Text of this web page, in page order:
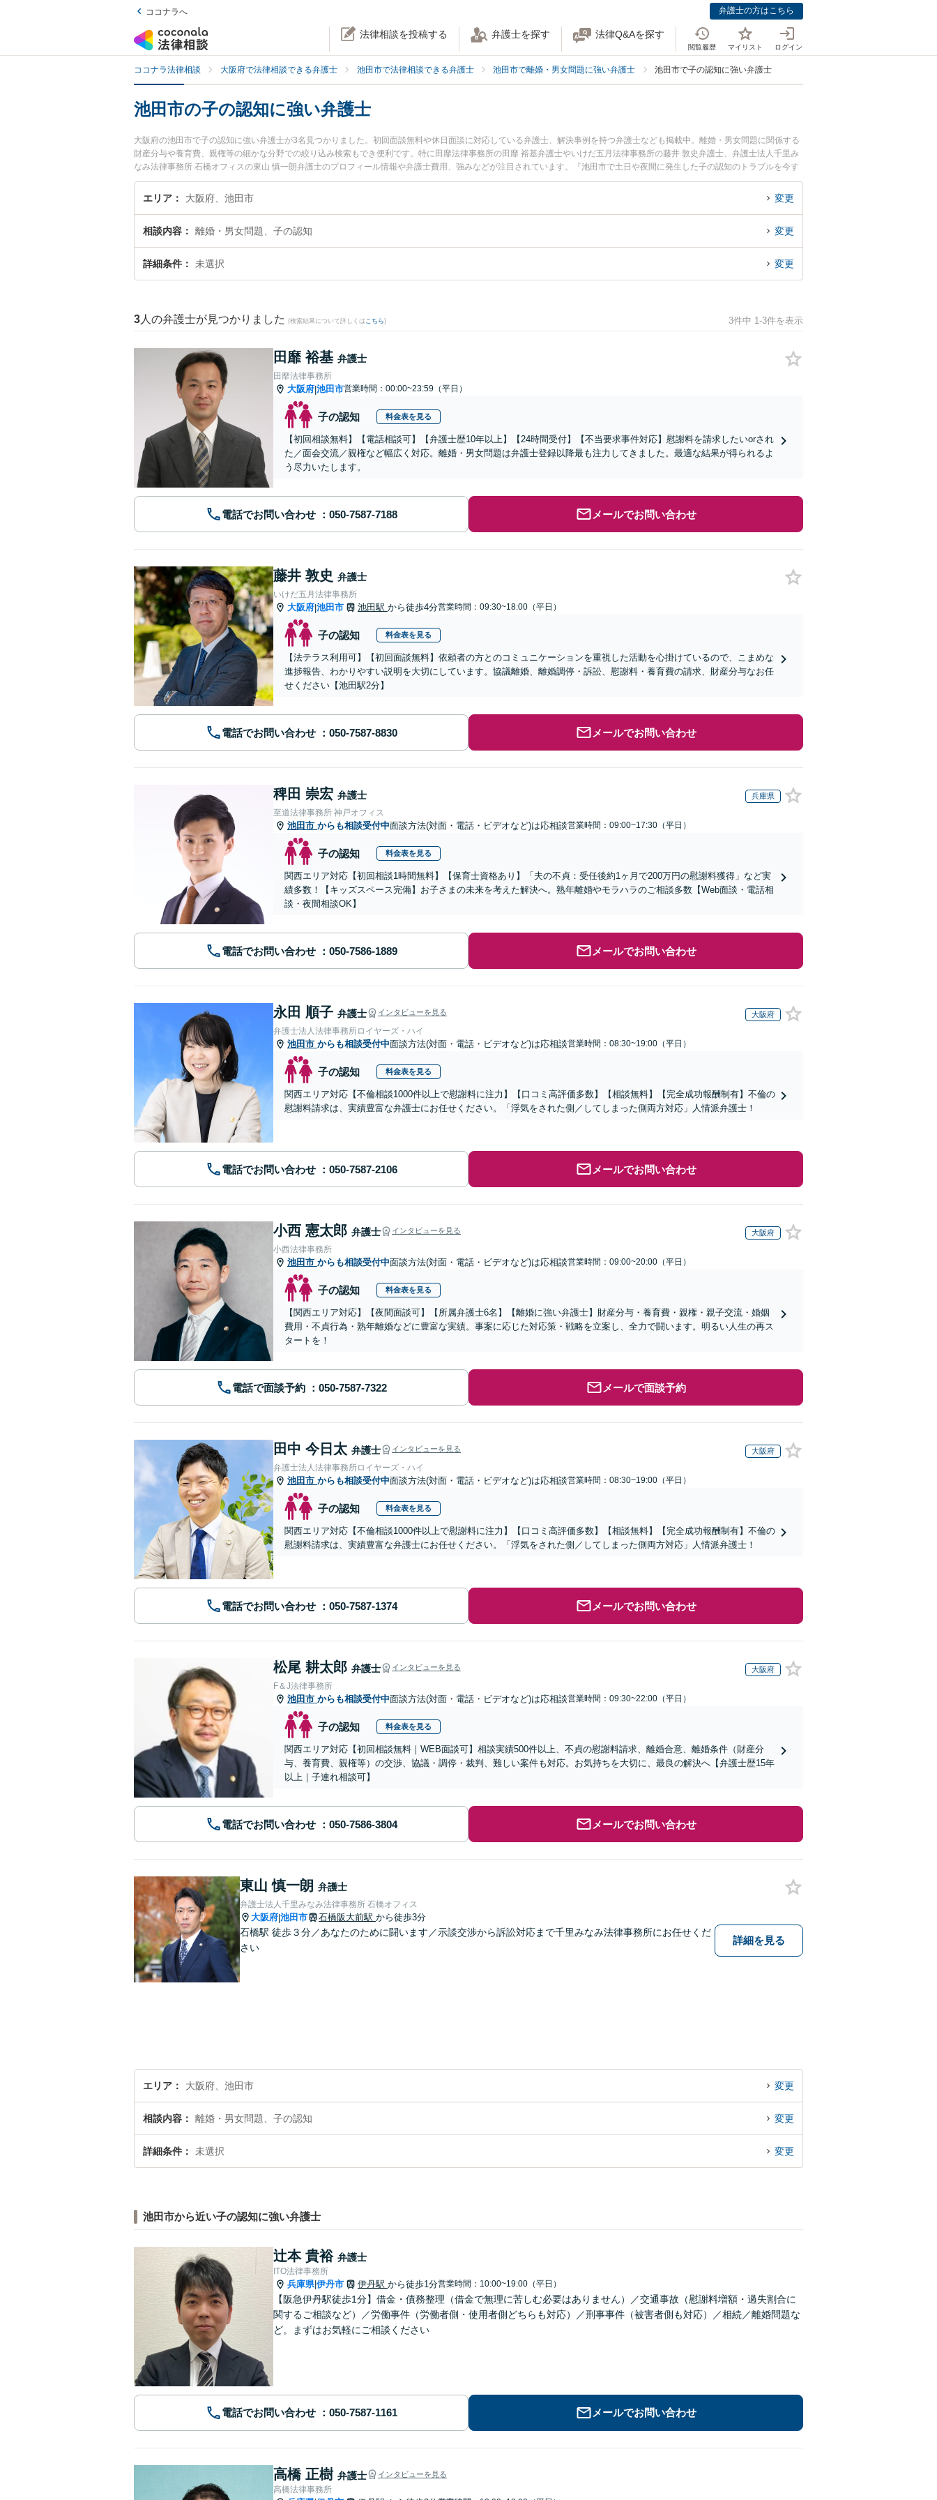
ココナラへ 弁護士の方はこちら
法律相談を投稿する 弁護士を探す 法律Q&Aを探す
閲覧履歴 マイリスト ログイン
ココナラ法律相談 大阪府で法律相談できる弁護士 池田市で法律相談できる弁護士 池田市で離婚・男女問題に強い弁護士 池田市で子の認知に強い弁護士
池田市の子の認知に強い弁護士
大阪府の池田市で子の認知に強い弁護士が3名見つかりました。初回面談無料や休日面談に対応している弁護士、解決事例を持つ弁護士なども掲載中。離婚・男女問題に関係する
財産分与や養育費、親権等の細かな分野での絞り込み検索もでき便利です。特に田靡法律事務所の田靡 裕基弁護士やいけだ五月法律事務所の藤井 敦史弁護士、弁護士法人千里み
なみ法律事務所 石橋オフィスの東山 慎一朗弁護士のプロフィール情報や弁護士費用、強みなどが注目されています。『池田市で土日や夜間に発生した子の認知のトラブルを今す
ぐに弁護士に相談したい』『子の認知のトラブル解決の実績豊富な近くの弁護士を検索したい』『初回相談無料で子の認知を法律相談できる池田市内の弁護士に相談予約したい』
などでお困りの相談者さんにおすすめです。
エリア 大阪府、池田市 変更
相談内容 離婚・男女問題、子の認知 変更
詳細条件 未選択 変更
3 人の弁護士が見つかりました (検索結果について詳しくは こちら) 3件中 1-3件を表示
田靡 裕基 弁護士
田靡法律事務所
大阪府|池田市営業時間：00:00~23:59（平日）
子の認知 料金表を見る
【初回相談無料】【電話相談可】【弁護士歴10年以上】【24時間受付】【不当要求事件対応】慰謝料を請求したいorされ
た／面会交流／親権など幅広く対応。離婚・男女問題は弁護士登録以降最も注力してきました。最適な結果が得られるよ
う尽力いたします。
電話でお問い合わせ メールでお問い合わせ
藤井 敦史 弁護士
いけだ五月法律事務所
大阪府|池田市 池田駅 から徒歩4分営業時間：09:30~18:00（平日）
子の認知 料金表を見る
【法テラス利用可】【初回面談無料】依頼者の方とのコミュニケーションを重視した活動を心掛けているので、こまめな
進捗報告、わかりやすい説明を大切にしています。協議離婚、離婚調停・訴訟、慰謝料・養育費の請求、財産分与なお任
せください【池田駅2分】
電話でお問い合わせ メールでお問い合わせ
稗田 崇宏 弁護士 兵庫県
至道法律事務所 神戸オフィス
池田市 からも相談受付中面談方法(対面・電話・ビデオなど)は応相談営業時間：09:00~17:30（平日）
子の認知 料金表を見る
関西エリア対応【初回相談1時間無料】【保育士資格あり】「夫の不貞：受任後約1ヶ月で200万円の慰謝料獲得」など実
績多数！【キッズスペース完備】お子さまの未来を考えた解決へ。熟年離婚やモラハラのご相談多数【Web面談・電話相
談・夜間相談OK】
電話でお問い合わせ メールでお問い合わせ
永田 順子 弁護士 インタビューを見る 大阪府
弁護士法人法律事務所ロイヤーズ・ハイ
池田市 からも相談受付中面談方法(対面・電話・ビデオなど)は応相談営業時間：08:30~19:00（平日）
子の認知 料金表を見る
関西エリア対応【不倫相談1000件以上で慰謝料に注力】【口コミ高評価多数】【相談無料】【完全成功報酬制有】不倫の
慰謝料請求は、実績豊富な弁護士にお任せください。「浮気をされた側／してしまった側両方対応」人情派弁護士！
電話でお問い合わせ メールでお問い合わせ
小西 憲太郎 弁護士 インタビューを見る 大阪府
小西法律事務所
池田市 からも相談受付中面談方法(対面・電話・ビデオなど)は応相談営業時間：09:00~20:00（平日）
子の認知 料金表を見る
【関西エリア対応】【夜間面談可】【所属弁護士6名】【離婚に強い弁護士】財産分与・養育費・親権・親子交流・婚姻
費用・不貞行為・熟年離婚などに豊富な実績。事案に応じた対応策・戦略を立案し、全力で闘います。明るい人生の再ス
タートを！
電話で面談予約 メールで面談予約
田中 今日太 弁護士 インタビューを見る 大阪府
弁護士法人法律事務所ロイヤーズ・ハイ
池田市 からも相談受付中面談方法(対面・電話・ビデオなど)は応相談営業時間：08:30~19:00（平日）
子の認知 料金表を見る
関西エリア対応【不倫相談1000件以上で慰謝料に注力】【口コミ高評価多数】【相談無料】【完全成功報酬制有】不倫の
慰謝料請求は、実績豊富な弁護士にお任せください。「浮気をされた側／してしまった側両方対応」人情派弁護士！
電話でお問い合わせ メールでお問い合わせ
松尾 耕太郎 弁護士 インタビューを見る 大阪府
F＆J法律事務所
池田市 からも相談受付中面談方法(対面・電話・ビデオなど)は応相談営業時間：09:30~22:00（平日）
子の認知 料金表を見る
関西エリア対応【初回相談無料｜WEB面談可】相談実績500件以上、不貞の慰謝料請求、離婚合意、離婚条件（財産分
与、養育費、親権等）の交渉、協議・調停・裁判、難しい案件も対応。お気持ちを大切に、最良の解決へ【弁護士歴15年
以上｜子連れ相談可】
電話でお問い合わせ メールでお問い合わせ
東山 慎一朗 弁護士
弁護士法人千里みなみ法律事務所 石橋オフィス
大阪府|池田市 石橋阪大前駅 から徒歩3分
石橋駅 徒歩３分／あなたのために闘います／示談交渉から訴訟対応まで千里みなみ法律事務所にお任せくだ
さい
詳細を見る
エリア 大阪府、池田市 変更
相談内容 離婚・男女問題、子の認知 変更
詳細条件 未選択 変更
池田市から近い子の認知に強い弁護士
辻本 貴裕 弁護士
ITO法律事務所
兵庫県|伊丹市 伊丹駅 から徒歩1分営業時間：10:00~19:00（平日）
【阪急伊丹駅徒歩1分】借金・債務整理（借金で無理に苦しむ必要はありません）／交通事故（慰謝料増額・過失割合に
関するご相談など）／労働事件（労働者側・使用者側どちらも対応）／刑事事件（被害者側も対応）／相続／離婚問題な
ど。まずはお気軽にご相談ください
電話でお問い合わせ メールでお問い合わせ
高橋 正樹 弁護士 インタビューを見る
高橋法律事務所